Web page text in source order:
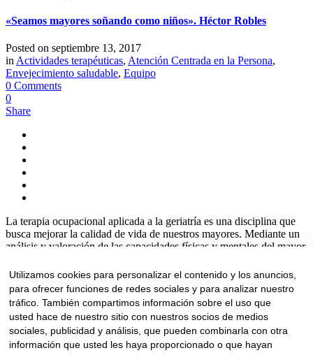
«Seamos mayores soñando como niños». Héctor Robles
Posted on septiembre 13, 2017
in Actividades terapéuticas, Atención Centrada en la Persona,
Envejecimiento saludable, Equipo
0 Comments
0
Share
La terapia ocupacional aplicada a la geriatría es una disciplina que
busca mejorar la calidad de vida de nuestros mayores. Mediante un
análisis y valoración de las capacidades físicas y mentales del mayor,
ocupacional...
Read More
Aviso legal|Política de privacidad|Política de cookies
Financiado por la Unión Europea – NextGenerationUE. Sin embargo, los
puntos de vista y las opiniones expresadas son únicamente los del autor o
autores y no reflejan necesariamente los de la Unión Europea o Comisión
Utilizamos cookies para personalizar el contenido y los anuncios,
para ofrecer funciones de redes sociales y para analizar nuestro
tráfico. También compartimos información sobre el uso que
usted hace de nuestro sitio con nuestros socios de medios
sociales, publicidad y análisis, que pueden combinarla con otra
información que usted les haya proporcionado o que hayan